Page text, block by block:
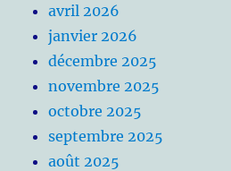
avril 2026
janvier 2026
décembre 2025
novembre 2025
octobre 2025
septembre 2025
août 2025